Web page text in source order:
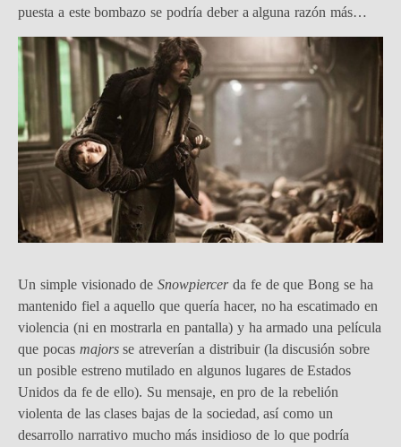
puesta a este bombazo se podría deber a alguna razón más…
Un simple visionado deSnowpiercerda fe de que Bong se ha
mantenido fiel a aquello que quería hacer, no ha escatimado en
violencia (ni en mostrarla en pantalla) y ha armado una película
que pocas majorsse atreverían a distribuir (la discusión sobre
un posible estreno mutilado en algunos lugares de Estados
Unidos da fe de ello). Su mensaje, en pro de la rebelión
violenta de las clases bajas de la sociedad, así como un
desarrollo narrativo mucho más insidioso de lo que podría